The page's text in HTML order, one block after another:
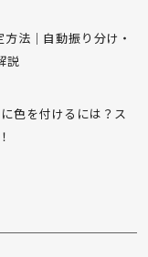
法｜自動振り分け・
説
色を付けるには？ス